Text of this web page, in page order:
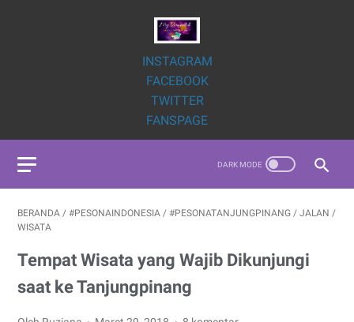
INSTAGRAM
FACEBOOK
TWITTER
FANSPAGE
BERANDA / #PESONAINDONESIA / #PESONATANJUNGPINANG / JALAN /
WISATA
Tempat Wisata yang Wajib Dikunjungi
saat ke Tanjungpinang